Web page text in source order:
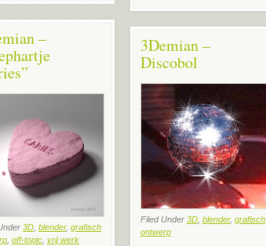
–
3D blender, grafisch
off-topic vrij werk
3Demian –
Discobol
Filed Under 3D, blender, grafisch
ontwerp